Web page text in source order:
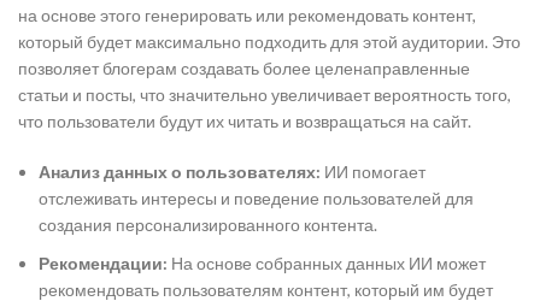
на основе этого генерировать или рекомендовать контент,
который будет максимально подходить для этой аудитории. Это
позволяет блогерам создавать более целенаправленные
статьи и посты, что значительно увеличивает вероятность того,
что пользователи будут их читать и возвращаться на сайт.
Анализ данных о пользователях: ИИ помогает
отслеживать интересы и поведение пользователей для
создания персонализированного контента.
Рекомендации: На основе собранных данных ИИ может
рекомендовать пользователям контент, который им будет